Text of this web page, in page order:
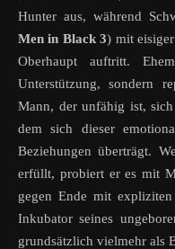
Hunter aus, während
Men in Black 3) mit
Oberhaupt auftritt.
Unterstützung, sondern
Mann, der unfähig ist,
dem sich dieser
Beziehungen überträgt.
erfüllt, probiert er es mit
gegen Ende mit
Inkubator seines
grundsätzlich vielmehr als